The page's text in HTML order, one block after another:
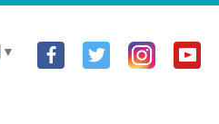
Facebook
Twitter
▼